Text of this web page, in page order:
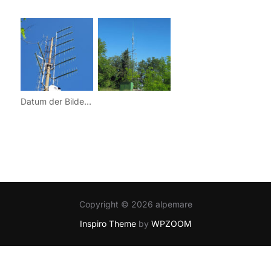
Datum der Bilder: 06. Juni 2010
Copyright © 2026 alpemare
Inspiro Themeby WPZOOM